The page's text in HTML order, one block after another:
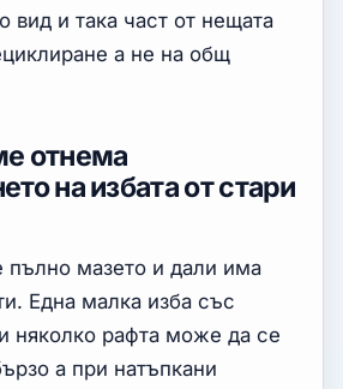
вид и така част от нещата
а не на общ
отнема
на избата от стари
пълно мазето и дали има
Една малка изба със
няколко рафта може да се
а при натъпкани